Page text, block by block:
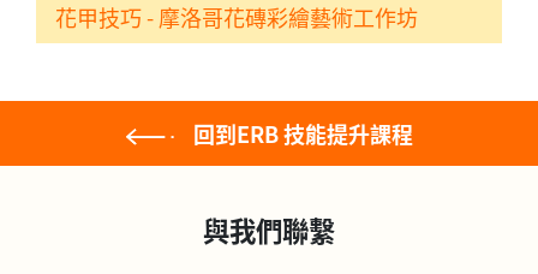
花甲技巧 - 摩洛哥花磚彩繪藝術工作坊
回到ERB 技能提升課程
與我們聯繫